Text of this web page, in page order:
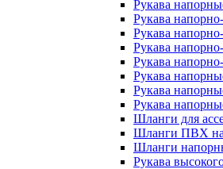
Рукава
Рукава
Рукава
Рукава
Рукава
Рукава
Рукава
Рукава
Шланги для
Шланги ПВХ
Шланги
Рукава